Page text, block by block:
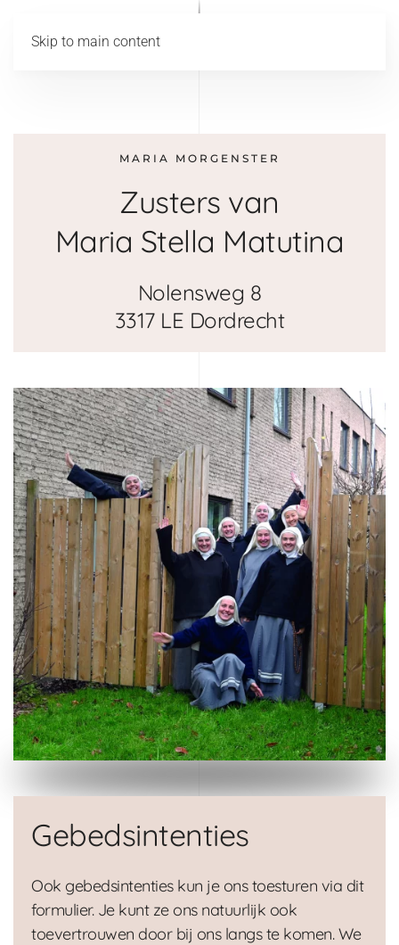
Skip to main content
MARIA MORGENSTER
Zusters van
Maria Stella Matutina
Nolensweg 8
3317 LE Dordrecht
Gebedsintenties
Ook gebedsintenties kun je ons toesturen via dit
formulier. Je kunt ze ons natuurlijk ook
toevertrouwen door bij ons langs te komen. We